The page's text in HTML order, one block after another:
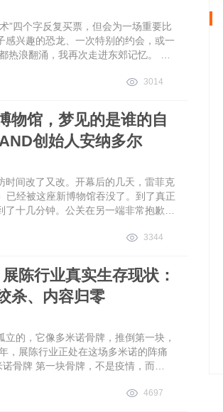
”四个字反复买票，但会为一场重要比
感兴趣的恐龙、一次特别的约会，或一
热浪翻涌，我再次走进东郊记忆。 今
在经过三年的运营后正式升级为ARTE
6个全新场景，首次将韩国江原馆、韩
件巡展作品引入国内，解锁更为崭新
体验。过去几年，因为编写《数艺双
多个或临时或长
3014
物馆，梦见的是谁的自
创始人安纳多尔
时间改了又改。开幕后的几天，雷菲克
已经被这座新博物馆吞没了。到了真正
十几分钟。公关在另一端非常抱歉地
点问题，他正和团队一起处理。她说，
但一定会出现。这话听上去像一个隐
、传感器、自然数据和“大自然模
下称“LNM”）被连接成同一个系统。
首先也意味着一座会出故障的博物
3344
陈行业真实生存现状：
杀、内容归零
的，它像多米诺骨牌，推倒第一块，
，展陈行业正处在这场多米诺的阵痛
骨牌 第一块骨牌，不是疫情，而
台和地产配套。当地方财政从"投资建
4697